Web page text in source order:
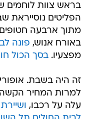
בראש צוות
הפליטים נוסייראת
מתוך ארבעה
באורח אנוש, פונה
מפצעיו.בסך הכול
זה היה בשבת.
למרות המחיר
עלה על רכבו,